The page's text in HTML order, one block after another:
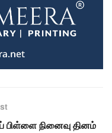
பிள்ளை நினைவு தினம்